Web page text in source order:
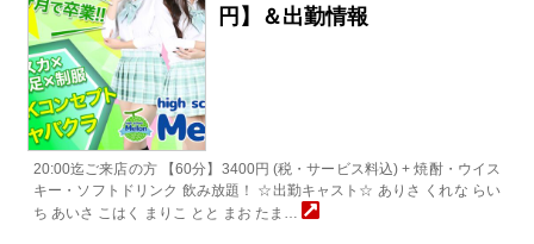
円】＆出勤情報
20:00迄ご来店の方 【60分】3400円 (税・サービス料込) + 焼酎・ウイス
キー・ソフトドリンク 飲み放題！ ☆出勤キャスト☆ ありさ くれな らい
ち あいさ こはく まりこ とと まお たま…